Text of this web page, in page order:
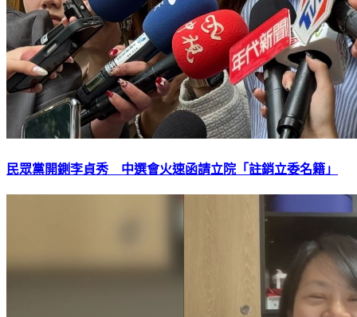
民眾黨開鍘李貞秀 中選會火速函請立院「註銷立委名籍」